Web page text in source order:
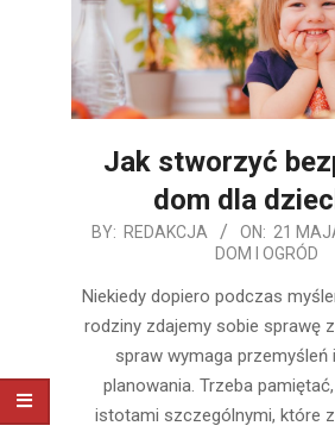
Jak stworzyć
dom dla
2020-
21
BY: REDAKCJA ON: 21
DOM I OGRÓD
Niekiedy dopiero podczas
rodziny zdajemy sobie sprawę
spraw wymaga przemyśleń
planowania. Trzeba
istotami szczególnymi, które